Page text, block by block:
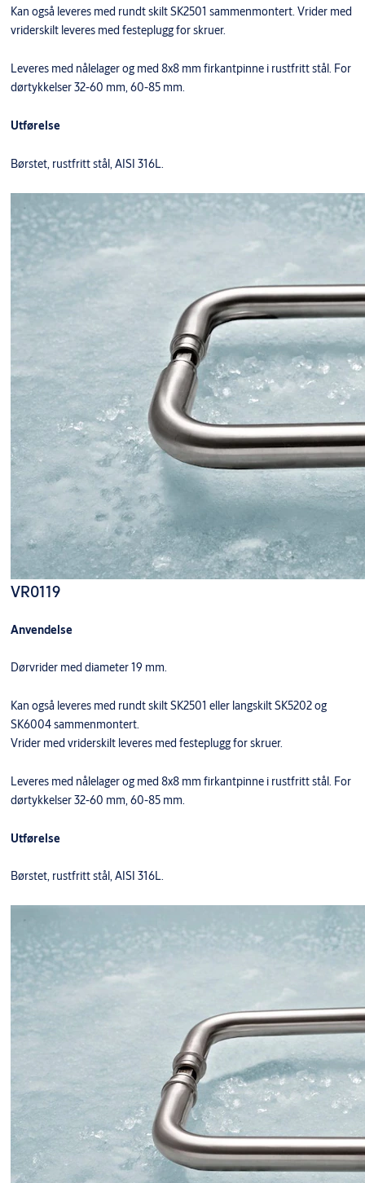
Kan også leveres med rundt skilt SK2501 sammenmontert. Vrider med
vriderskilt leveres med festeplugg for skruer.
Leveres med nålelager og med 8x8 mm firkantpinne i rustfritt stål. For
dørtykkelser 32-60 mm, 60-85 mm.
Utførelse
Børstet, rustfritt stål, AISI 316L.
VR0119
Anvendelse
Dørvrider med diameter 19 mm.
Kan også leveres med rundt skilt SK2501 eller langskilt SK5202 og
SK6004 sammenmontert.
Vrider med vriderskilt leveres med festeplugg for skruer.
Leveres med nålelager og med 8x8 mm firkantpinne i rustfritt stål. For
dørtykkelser 32-60 mm, 60-85 mm.
Utførelse
Børstet, rustfritt stål, AISI 316L.